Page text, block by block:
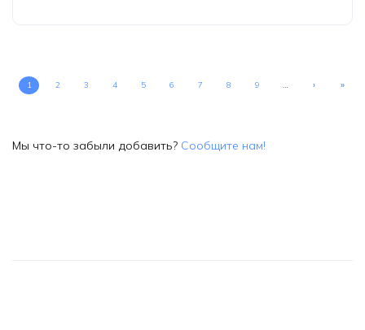
1 2 3 4 5 6 7 8 9 … › »
Мы что-то забыли добавить? Сообщите нам!